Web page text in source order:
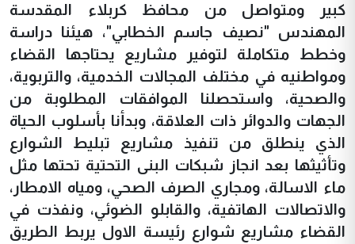
كبير ومتواصل من محافظ كربلاء المقدسة
المهندس "نصيف جاسم الخطابي"، هيئنا دراسة
وخطط متكاملة لتوفير مشاريع يحتاجها القضاء
ومواطنيه في مختلف المجالات الخدمية، والتربوية،
والصحية، واستحصلنا الموافقات المطلوبة من
الجهات والدوائر ذات العلاقة، وبدأنا بأسلوب الحياة
الذي ينطلق من تنفيذ مشاريع تبليط الشوارع
وتأثيثها بعد انجاز شبكات البنى التحتية تحتها مثل
ماء الاسالة، ومجاري الصرف الصحي، ومياه الامطار،
والاتصالات الهاتفية، والقابلو الضوئي، ونفذت في
القضاء مشاريع شوارع رئيسة الاول يربط الطريق